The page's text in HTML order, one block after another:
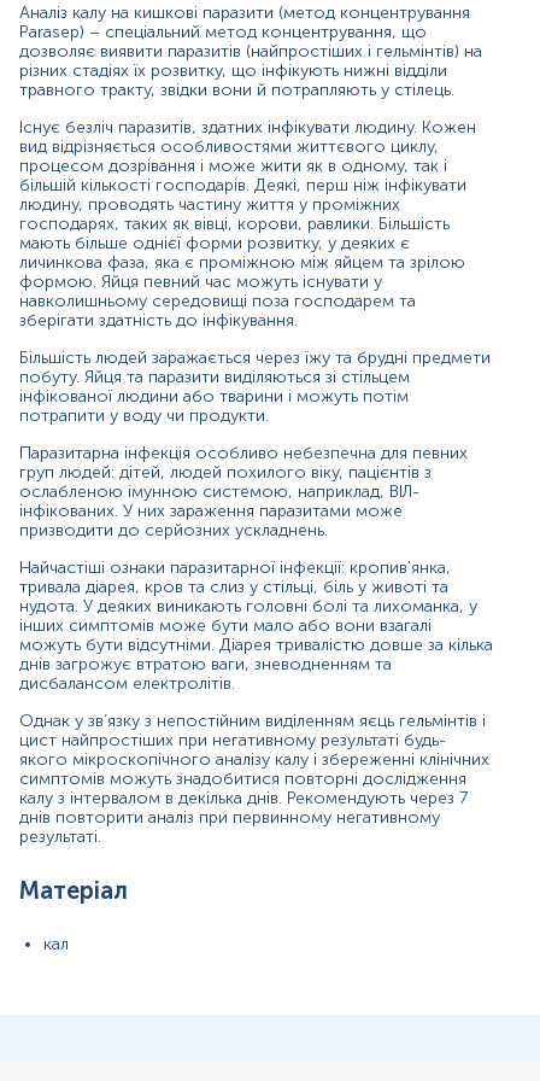
первинному негативному результаті.
Матеріал
кал
Показання до призначення
для підтвердження зараження кишковими паразитами
для оцінки ефективності проведеного
протипаразитарного лікування у пацієнта
при наявності у пацієнта діареї, наявності слизу та
крові в стільці, болей у животі, нудоті, свербежі та
висипаннях на шкірі у вигляді кропив'янки, при
субфебрилітеті, зниженні ваги, анемії, загальній
слабкості
при плановому диспансерному обстеженні, при
проходженні медичної комісії (наприклад, для роботи,
вступу до дитячого садка).
*Одиниці вимірювання, референтні значення та діапазон
вимірювань можуть змінюватися у відповідності до зміни
Відбір біоматеріалу проводиться до початку або через 14 днів
імунобіологічними, протигрибковими, противірусними
препаратами.
Відбір біоматеріалу проводиться до початку або через 14 днів
після закінчення лікування антигельмінтними препаратами.
Кал відбирають свіжовиділеним після самостійного акту
матеріалу.
Аналіз калу на кишкові паразити (метод концентрування
Parasep) – спеціальний метод концентрування, що
дозволяє виявити паразитів (найпростіших і гельмінтів) на
різних стадіях їх розвитку, що інфікують нижні відділи
травного тракту, звідки вони й потрапляють у стілець.
Існує безліч паразитів, здатних інфікувати людину. Кожен
вид відрізняється особливостями життєвого циклу,
процесом дозрівання і може жити як в одному, так і
більшій кількості господарів. Деякі, перш ніж інфікувати
людину, проводять частину життя у проміжних
господарях, таких як вівці, корови, равлики. Більшість
мають більше однієї форми розвитку, у деяких є
личинкова фаза, яка є проміжною між яйцем та зрілою
формою. Яйця певний час можуть існувати у
навколишньому середовищі поза господарем та
зберігати здатність до інфікування.
Більшість людей заражається через їжу та брудні предмети
побуту. Яйця та паразити виділяються зі стільцем
інфікованої людини або тварини і можуть потім
потрапити у воду чи продукти.
Паразитарна інфекція особливо небезпечна для певних
груп людей: дітей, людей похилого віку, пацієнтів з
ослабленою імунною системою, наприклад, ВІЛ-
інфікованих. У них зараження паразитами може
призводити до серйозних ускладнень.
Найчастіші ознаки паразитарної інфекції: кропив'янка,
тривала діарея, кров та слиз у стільці, біль у животі та
нудота. У деяких виникають головні болі та лихоманка, у
інших симптомів може бути мало або вони взагалі
можуть бути відсутніми. Діарея тривалістю довше за кілька
днів загрожує втратою ваги, зневодненням та
дисбалансом електролітів.
Однак у зв’язку з непостійним виділенням яєць гельмінтів і
цист найпростіших при негативному результаті будь-
якого мікроскопічного аналізу калу і збереженні клінічних
симптомів можуть знадобитися повторні дослідження
калу з інтервалом в декілька днів. Рекомендують через 7
днів повторити аналіз при первинному негативному
результаті.
Матеріал
кал